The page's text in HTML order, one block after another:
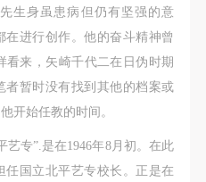
生身虽患病但仍有坚强的意
进行创作。他的奋斗精神曾
看来，矢崎千代二在日伪时期
者暂时没有找到其他的档案或
开始任教的时间。
专”.是在1946年8月初。在此
任国立北平艺专校长。正是在